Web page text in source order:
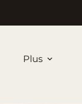
Plus